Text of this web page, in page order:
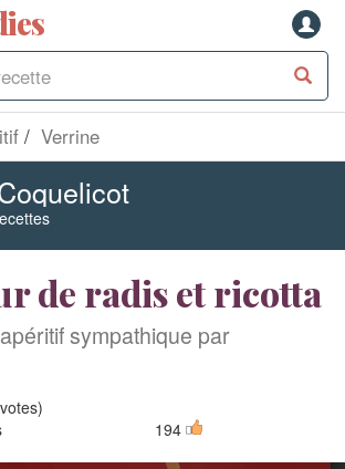
Verrine
de radis et ricotta
sympathique par
votes)
194